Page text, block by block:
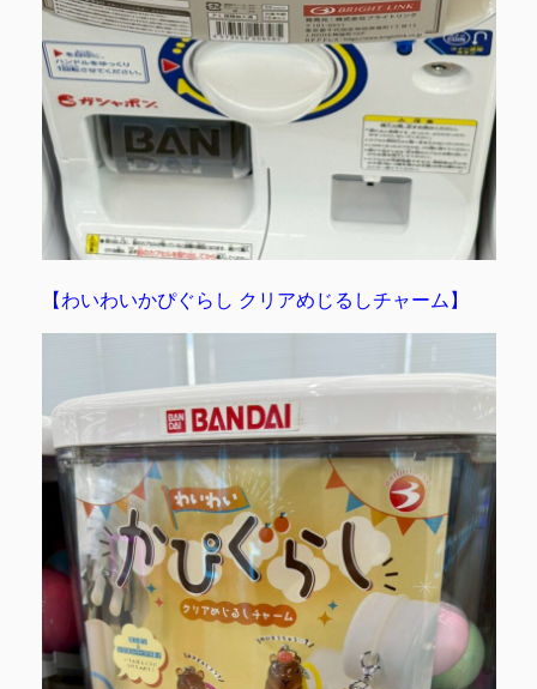
【わいわいかぴぐらし クリアめじるしチャーム】